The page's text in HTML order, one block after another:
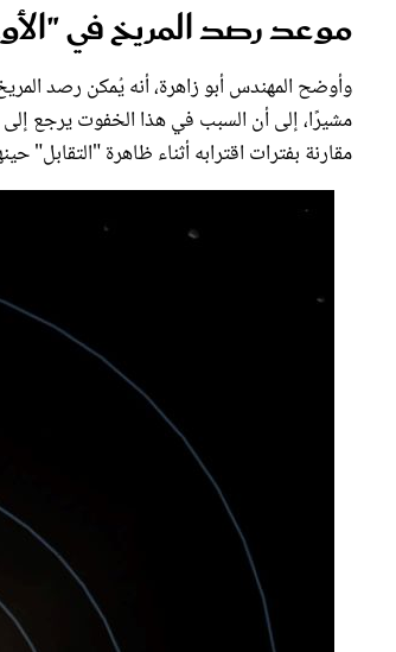
موعد رصد المريخ في
وأوضح المهندس أبو زاهرة، أنه يُمكن رصد
مشيرًا، إلى أن السبب في هذا الخفوت يرجع
مقارنة بفترات اقترابه أثناء ظاهرة "التقابل"